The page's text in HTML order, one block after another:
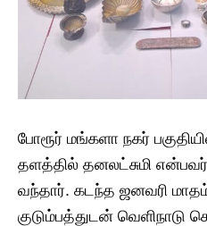
போரூர் மங்களா நகர்
தளத்தில் தனலட்சுமி என்பவர்
வந்தார். கடந்த ஜனவரி
குடும்பத்துடன் வெளிநாடு